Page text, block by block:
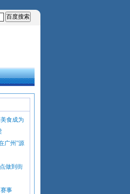
食成为
广州”源
做到街
事